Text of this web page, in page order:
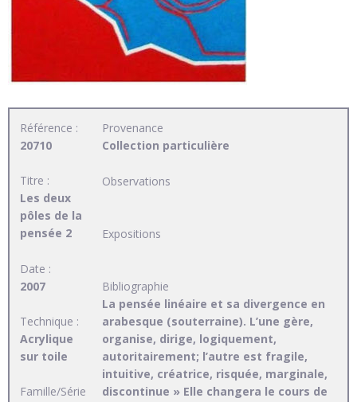
Référence :
20710
Titre :
Les deux
pôles de la
pensée 2
Date :
2007
Technique :
Acrylique
sur toile
Famille/Série
Provenance
Collection particulière
Observations
Expositions
Bibliographie
La pensée linéaire et sa divergence en
arabesque (souterraine). L’une gère,
organise, dirige, logiquement,
autoritairement; l’autre est fragile,
intuitive, créatrice, risquée, marginale,
discontinue » Elle changera le cours de